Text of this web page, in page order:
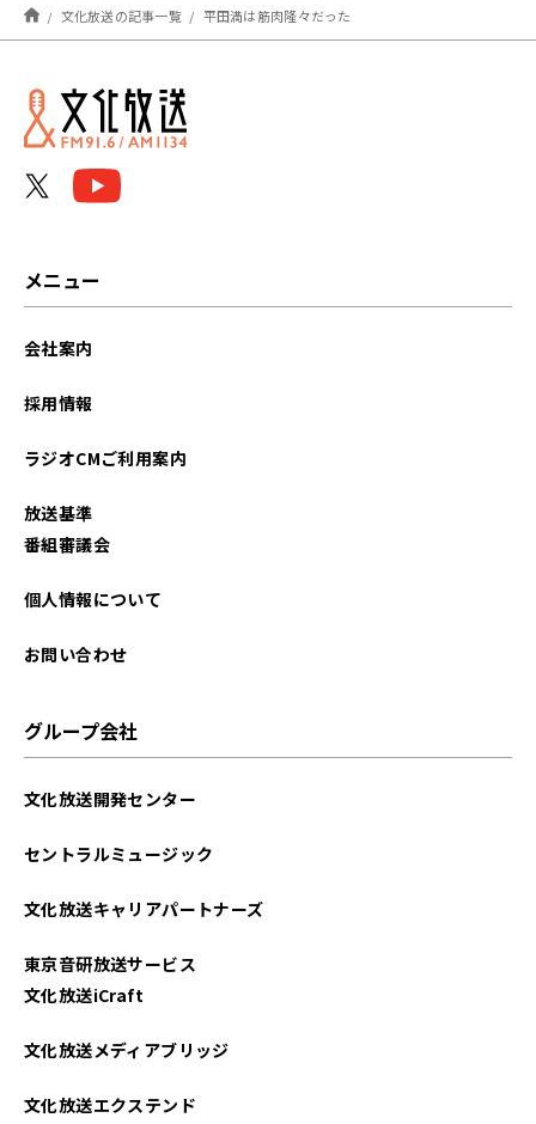
文化放送の記事一覧 平田満は筋肉隆々だった
メニュー
会社案内
採用情報
ラジオCMご利用案内
放送基準
番組審議会
個人情報について
お問い合わせ
グループ会社
文化放送開発センター
セントラルミュージック
文化放送キャリアパートナーズ
東京音研放送サービス
文化放送iCraft
文化放送メディアブリッジ
文化放送エクステンド